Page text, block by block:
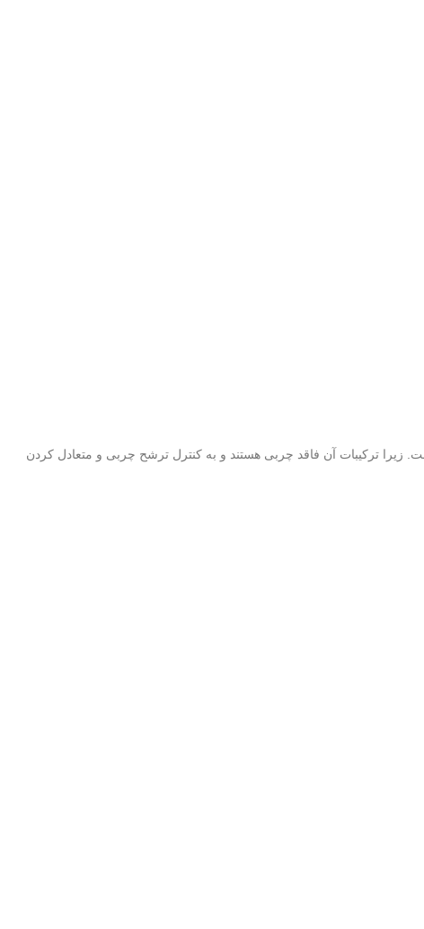
زیرا ترکیبات آن فاقد چربی هستند و به کنترل ترشح چربی و متعادل کردن